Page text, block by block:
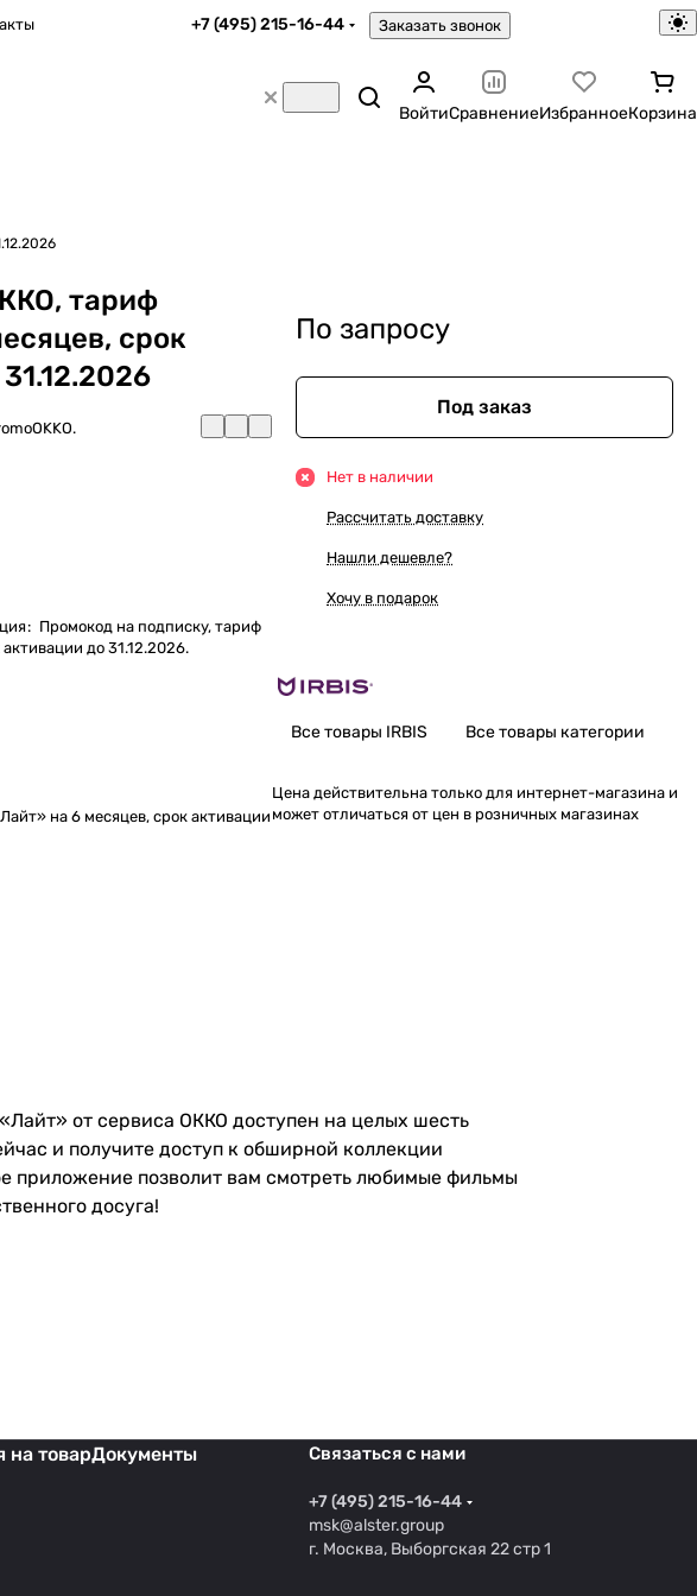
+7 (495) 215-16-44 Заказать звонок
ВойтиСравнениеИзбранноеКорзина
тариф
срок
: Промокод на подписку, тариф
до 31.12.2026.
на 6 месяцев, срок активации
По запросу
Под заказ
Нет в наличии
Рассчитать доставку
Нашли дешевле?
Хочу в подарок
Все товары IRBIS Все товары категории
Цена действительна только для интернет-магазина и
может отличаться от цен в розничных магазинах
от сервиса ОККО доступен на целых шесть
и получите доступ к обширной коллекции
приложение позволит вам смотреть любимые фильмы
досуга!
на товарДокументы
Связаться с нами
+7 (495) 215-16-44
msk@alster.group
г. Москва, Выборгская 22 стр 1